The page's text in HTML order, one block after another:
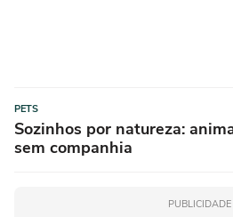
PETS
Sozinhos por natureza:
sem companhia
PUBLICIDADE